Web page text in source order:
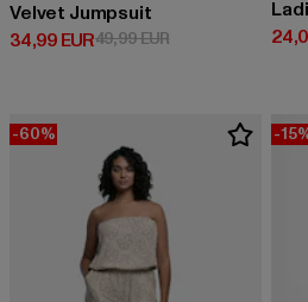
Velvet Jumpsuit
34,99 EUR
Derzeitiger Preis: 34,99 EUR
49,99 EURAktionspreis:
-60% -